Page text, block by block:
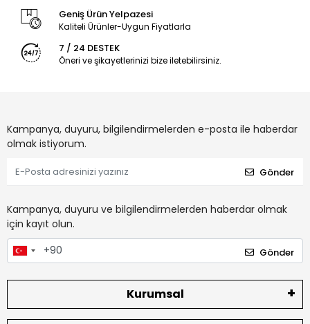
Geniş Ürün Yelpazesi
Kaliteli Ürünler-Uygun Fiyatlarla
7 / 24 DESTEK
Öneri ve şikayetlerinizi bize iletebilirsiniz.
Kampanya, duyuru, bilgilendirmelerden e-posta ile haberdar
olmak istiyorum.
Gönder
Kampanya, duyuru ve bilgilendirmelerden haberdar olmak
için kayıt olun.
Gönder
Kurumsal